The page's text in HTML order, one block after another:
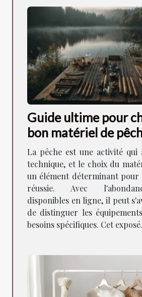
Guide ultime pour
bon matériel de
La pêche est une activité qui
technique, et le choix du
un élément déterminant pour
réussie. Avec
disponibles en ligne, il peut
de distinguer les
besoins spécifiques. Cet